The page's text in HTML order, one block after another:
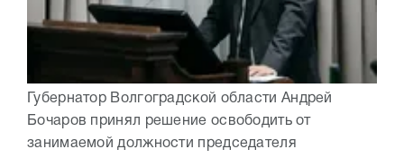
Губернатор Волгоградской области Андрей
Бочаров принял решение освободить от
занимаемой должности председателя